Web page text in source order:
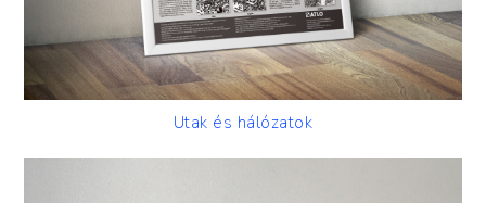
Utak és hálózatok